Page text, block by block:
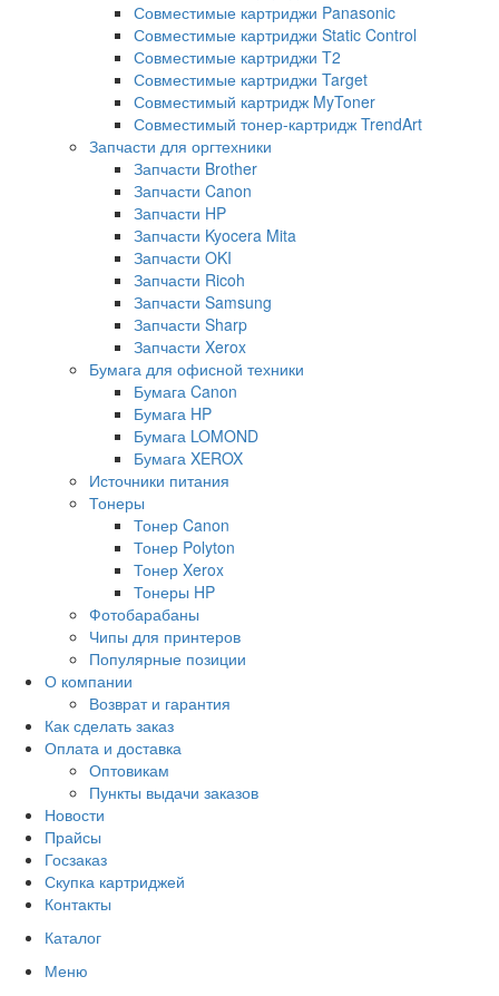
Совместимые картриджи Panasonic
Совместимые картриджи Static Control
Совместимые картриджи T2
Совместимые картриджи Target
Совместимый картридж MyToner
Совместимый тонер-картридж TrendArt
Запчасти для оргтехники
Запчасти Brother
Запчасти Canon
Запчасти HP
Запчасти Kyocera Mita
Запчасти OKI
Запчасти Ricoh
Запчасти Samsung
Запчасти Sharp
Запчасти Xerox
Бумага для офисной техники
Бумага Canon
Бумага HP
Бумага LOMOND
Бумага XEROX
Источники питания
Тонеры
Тонер Canon
Тонер Polyton
Тонер Xerox
Тонеры HP
Фотобарабаны
Чипы для принтеров
Популярные позиции
О компании
Возврат и гарантия
Как сделать заказ
Оплата и доставка
Оптовикам
Пункты выдачи заказов
Новости
Прайсы
Госзаказ
Скупка картриджей
Контакты
Каталог
Меню